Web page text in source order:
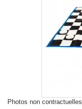
Photos non contractuelles